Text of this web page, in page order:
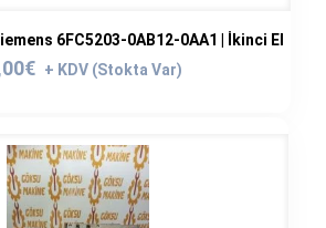
6FC5203-0AB12-0AA1 | İkinci El
€
Şu